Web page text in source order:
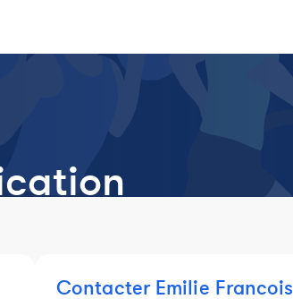
Contacter Emilie Francois